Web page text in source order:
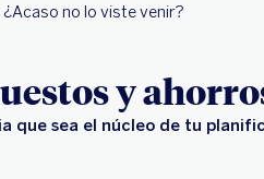
no lo viste venir?
y
que sea el núcleo de tu